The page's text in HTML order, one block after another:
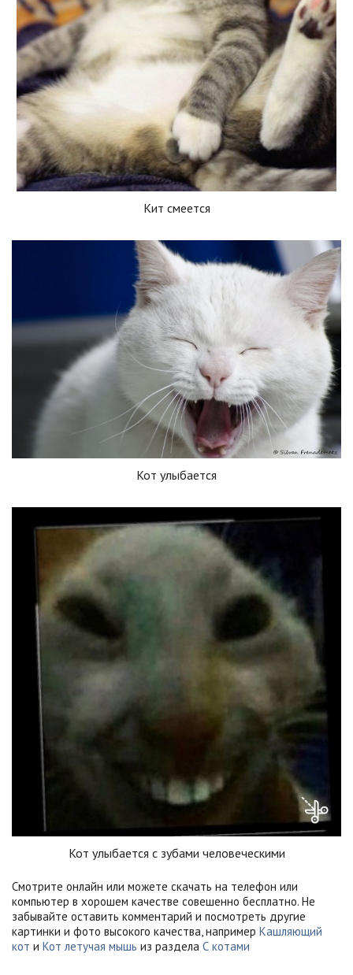
Кит смеется
Кот улыбается
Кот улыбается с зубами человеческими
Смотрите онлайн или можете скачать на телефон или
компьютер в хорошем качестве совешенно бесплатно. Не
забывайте оставить комментарий и посмотреть другие
картинки и фото высокого качества, например Кашляющий
кот и Кот летучая мышь из раздела С котами